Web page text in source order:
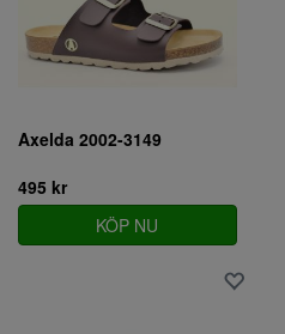
Axelda 2002-3149
495 kr
KÖP NU